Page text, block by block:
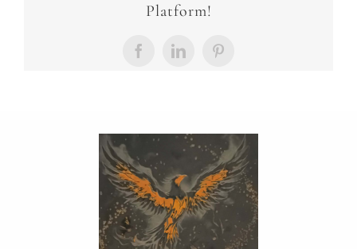
Platform!
FacebookLinkedInPinterest